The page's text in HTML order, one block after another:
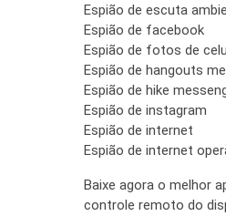
Espião de escuta
Espião de facebook
Espião de fotos de
Espião de hangouts
Espião de hike
Espião de instagram
Espião de internet
Espião de internet
Baixe agora o melhor
controle remoto do